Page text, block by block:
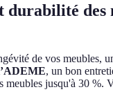
durabilité des
de vos meubles,
, un bon
meubles jusqu'à 30 %.